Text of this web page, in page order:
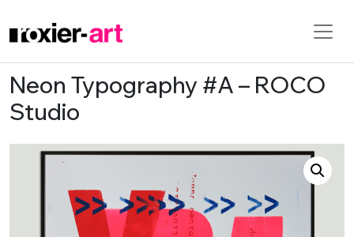
Skip to main content
Neon Typography #A – ROCO
Studio